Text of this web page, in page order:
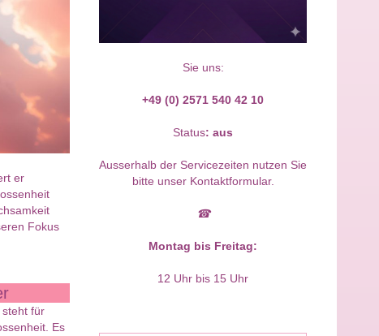
er
Fokus
für
Es
Sie uns:
+49 (0) 2571 540 42 10
Status: aus
Ausserhalb der Servicezeiten nutzen Sie
bitte unser Kontaktformular.
☎
Montag bis Freitag:
12 Uhr bis 15 Uhr